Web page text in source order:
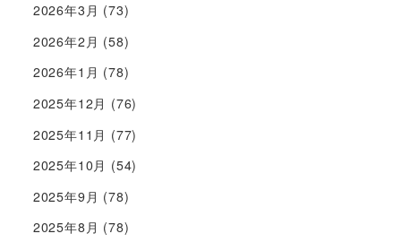
2026年3月 (73)
2026年2月 (58)
2026年1月 (78)
2025年12月 (76)
2025年11月 (77)
2025年10月 (54)
2025年9月 (78)
2025年8月 (78)